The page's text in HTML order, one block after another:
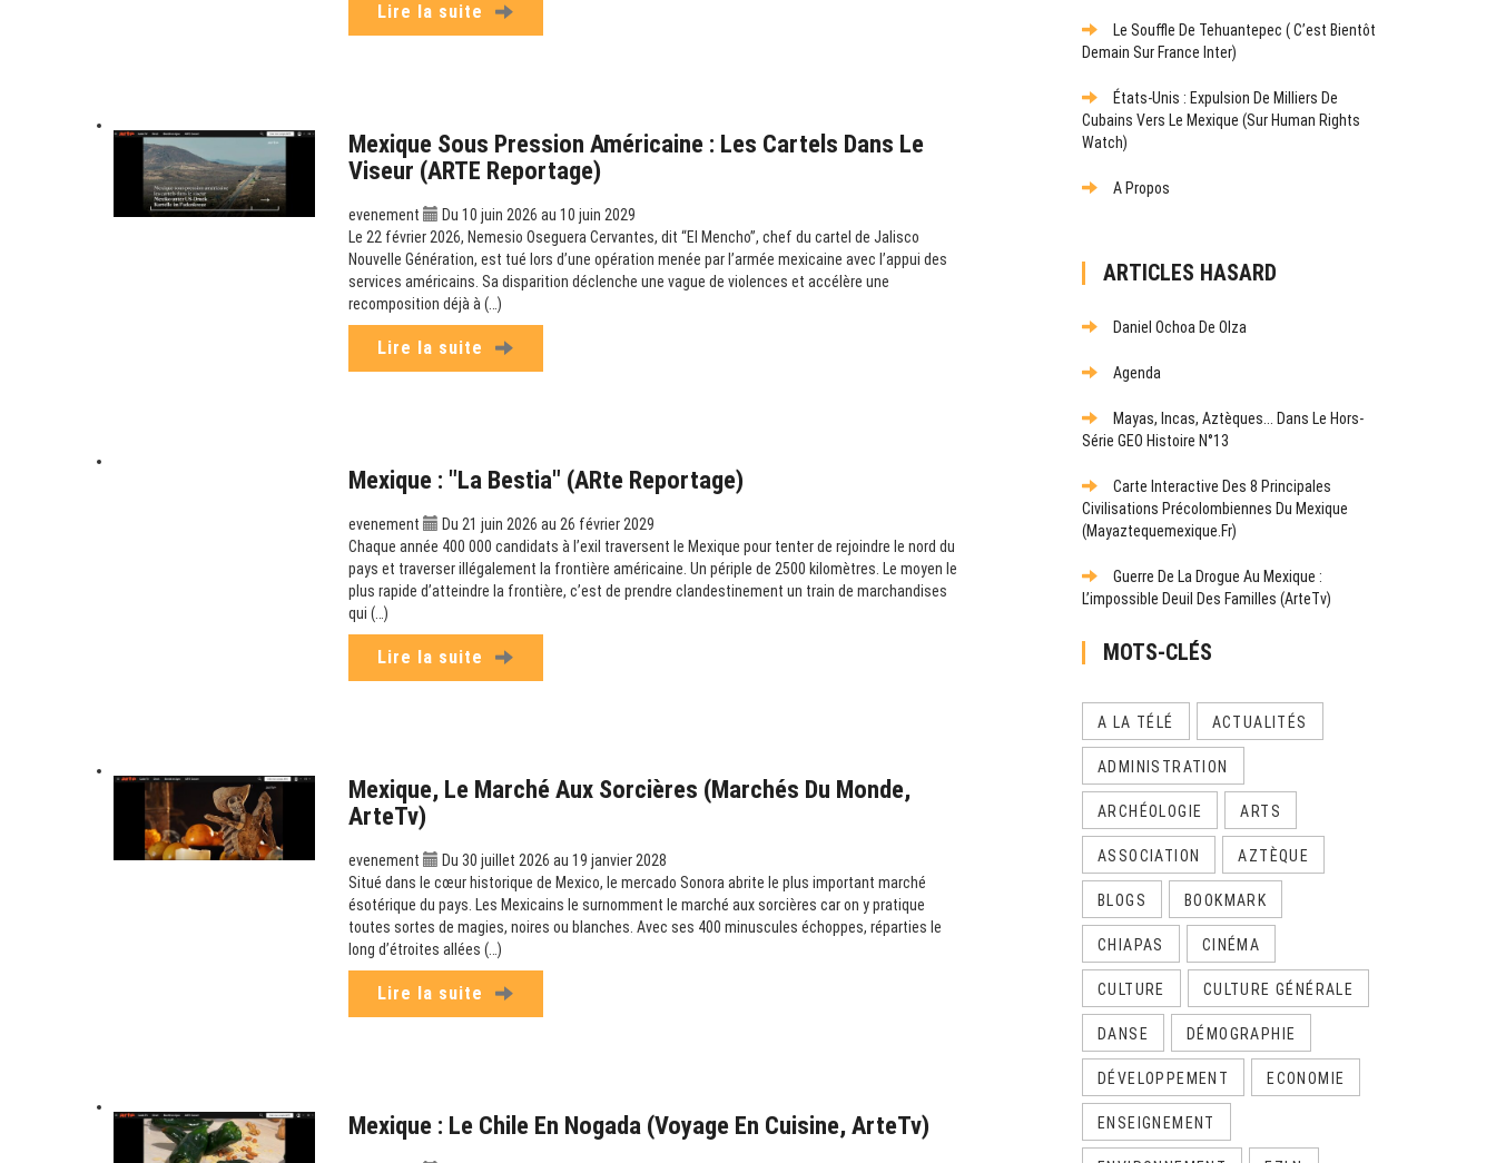
Lire la suite
Mexique Sous Pression Américaine : Les Cartels Dans Le
Viseur (ARTE Reportage)
evenement
Du 10 juin 2026 au 10 juin 2029
Le 22 février 2026, Nemesio Oseguera Cervantes, dit “El Mencho”, chef du cartel de Jalisco
Nouvelle Génération, est tué lors d’une opération menée par l’armée mexicaine avec l’appui des
services américains. Sa disparition déclenche une vague de violences et accélère une
recomposition déjà à (…)
Lire la suite
Mexique : "La Bestia" (ARte Reportage)
evenement
Du 21 juin 2026 au 26 février 2029
Chaque année 400 000 candidats à l’exil traversent le Mexique pour tenter de rejoindre le nord du
pays et traverser illégalement la frontière américaine. Un périple de 2500 kilomètres. Le moyen le
plus rapide d’atteindre la frontière, c’est de prendre clandestinement un train de marchandises
qui (…)
Lire la suite
Mexique, Le Marché Aux Sorcières (Marchés Du Monde,
ArteTv)
evenement
Du 30 juillet 2026 au 19 janvier 2028
Situé dans le cœur historique de Mexico, le mercado Sonora abrite le plus important marché
ésotérique du pays. Les Mexicains le surnomment le marché aux sorcières car on y pratique
toutes sortes de magies, noires ou blanches. Avec ses 400 minuscules échoppes, réparties le
long d’étroites allées (…)
Lire la suite
Mexique : Le Chile En Nogada (Voyage En Cuisine, ArteTv)
Le Souffle De Tehuantepec ( C’est Bientôt
Demain Sur France Inter)
États-Unis : Expulsion De Milliers De
Cubains Vers Le Mexique (sur Human Rights
Watch)
A Propos
ARTICLES HASARD
Daniel Ochoa De Olza
Agenda
Mayas, Incas, Aztèques... Dans Le Hors-
Série GEO Histoire N°13
Carte Interactive Des 8 Principales
Civilisations Précolombiennes Du Mexique
(mayaztequemexique.fr)
Guerre De La Drogue Au Mexique :
L’impossible Deuil Des Familles (ArteTv)
MOTS-CLÉS
A LA TÉLÉ ACTUALITÉS
ADMINISTRATION
ARCHÉOLOGIE ARTS
ASSOCIATION AZTÈQUE
BLOGS BOOKMARK
CHIAPAS CINÉMA
CULTURE CULTURE GÉNÉRALE
DANSE DÉMOGRAPHIE
DÉVELOPPEMENT ECONOMIE
ENSEIGNEMENT